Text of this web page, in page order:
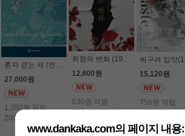
혼자 걷는 새 (전2권세트) - 서사희
27,000원
1,350원 적립
200point 적립
취향의 변화 (19세 이상) - 서혜은
12,600원
630원 적립
100point 적립
15,120원
756원 적립
www.dankaka.com의 페이지 내용: